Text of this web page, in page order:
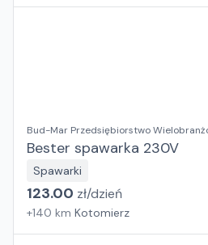
Bud-Mar Przedsiębiorstwo
Bester spawarka 230V
Spawarki
123.00 zł/dzień
+140 km Kotomierz